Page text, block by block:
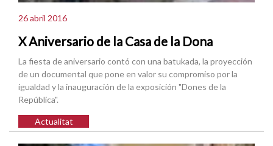
26 abril 2016
X Aniversario de la Casa de la Dona
La fiesta de aniversario contó con una batukada, la proyección
de un documental que pone en valor su compromiso por la
igualdad y la inauguración de la exposición "Dones de la
República".
Actualitat